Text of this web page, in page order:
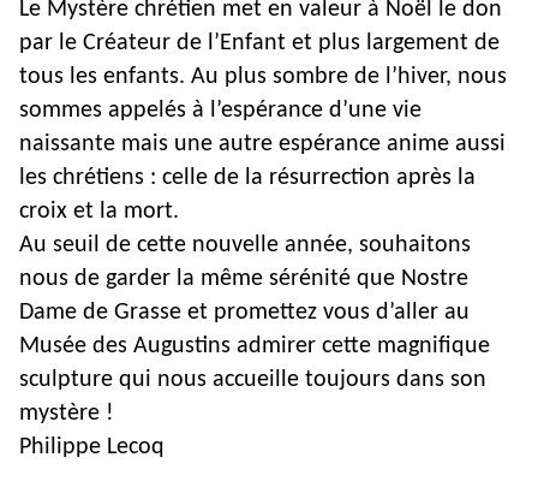
Le Mystère chrétien met en valeur à Noël le don
par le Créateur de l’Enfant et plus largement de
tous les enfants. Au plus sombre de l’hiver, nous
sommes appelés à l’espérance d’une vie
naissante mais une autre espérance anime aussi
les chrétiens : celle de la résurrection après la
croix et la mort.
Au seuil de cette nouvelle année, souhaitons
nous de garder la même sérénité que Nostre
Dame de Grasse et promettez vous d’aller au
Musée des Augustins admirer cette magnifique
sculpture qui nous accueille toujours dans son
mystère !
Philippe Lecoq